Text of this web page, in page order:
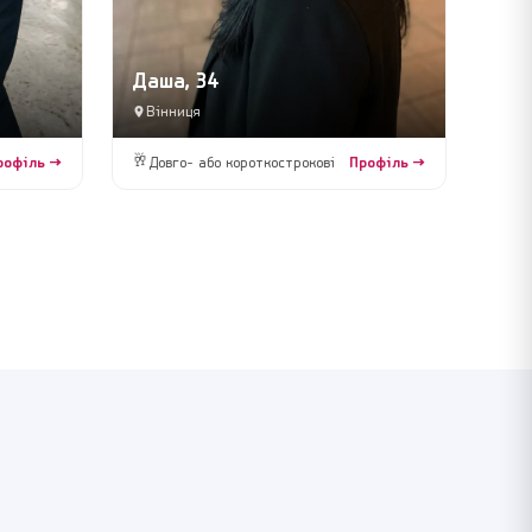
→
Даша, 34
Вінниця
🥂 Довго- або короткострокові Профіль →